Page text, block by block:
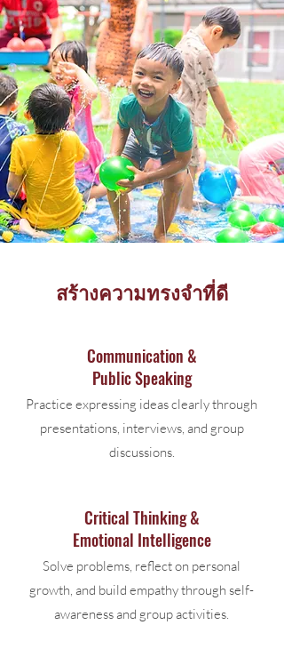
สร้างความทรงจำที่ดี
Communication &
Public Speaking
Practice expressing ideas clearly through
presentations, interviews, and group
discussions.
Critical Thinking &
Emotional Intelligence
Solve problems, reflect on personal
growth, and build empathy through self-
awareness and group activities.